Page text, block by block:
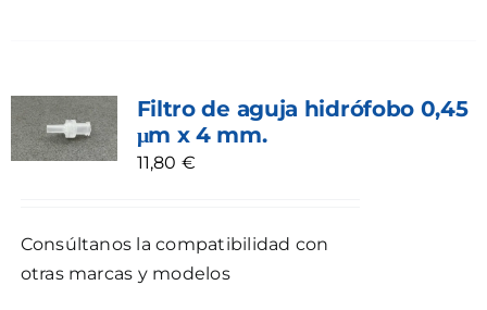
Filtro de aguja hidrófobo 0,45
μm x 4 mm.
11,80 €
Consúltanos la compatibilidad con
otras marcas y modelos